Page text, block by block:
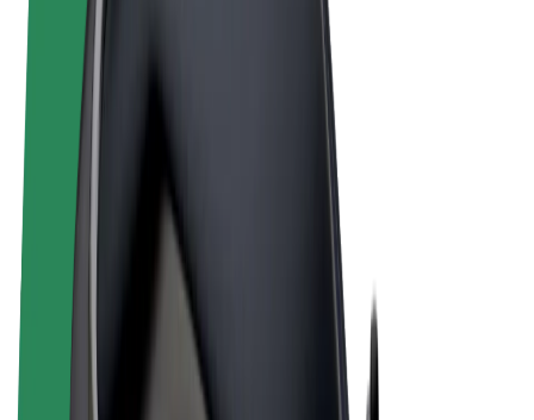
Términos y Condiciones
Privacidad
© 2026 Bolt Technology OÜ